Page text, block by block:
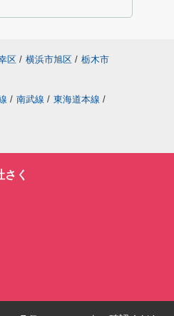
区 / 横浜市旭区 / 栃木市
/ 南武線 / 東海道本線 /
く